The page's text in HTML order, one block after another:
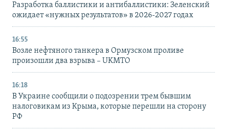
Разработка баллистики и антибаллистики: Зеленский
ожидает «нужных результатов» в 2026-2027 годах
16:55
Возле нефтяного танкера в Ормузском проливе
произошли два взрыва – UKMTO
16:18
В Украине сообщили о подозрении трем бывшим
налоговикам из Крыма, которые перешли на сторону
РФ